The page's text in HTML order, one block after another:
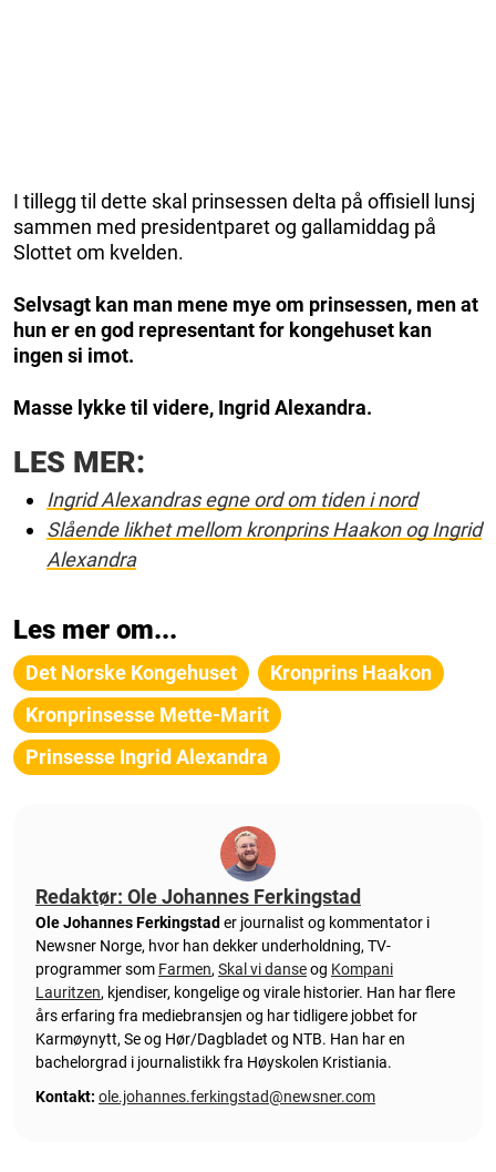
I tillegg til dette skal prinsessen delta på offisiell lunsj
sammen med presidentparet og gallamiddag på
Slottet om kvelden.
Selvsagt kan man mene mye om prinsessen, men at
hun er en god representant for kongehuset kan
ingen si imot.
Masse lykke til videre, Ingrid Alexandra.
LES MER:
Ingrid Alexandras egne ord om tiden i nord
Slående likhet mellom kronprins Haakon og Ingrid
Alexandra
Les mer om...
Det Norske Kongehuset
Kronprins Haakon
Kronprinsesse Mette-Marit
Prinsesse Ingrid Alexandra
Redaktør: Ole Johannes Ferkingstad
Ole Johannes Ferkingstad er journalist og kommentator i
Newsner Norge, hvor han dekker underholdning, TV-
programmer som Farmen, Skal vi danseog Kompani
Lauritzen, kjendiser, kongelige og virale historier. Han har flere
års erfaring fra mediebransjen og har tidligere jobbet for
Karmøynytt, Se og Hør/Dagbladet og NTB. Han har en
bachelorgrad i journalistikk fra Høyskolen Kristiania.
Kontakt: ole.johannes.ferkingstad@newsner.com